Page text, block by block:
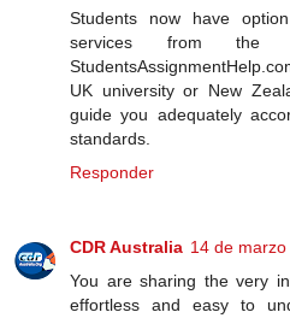
Students now have
services from the
UK university or New
guide you adequately
standards.
Responder
CDR Australia 14 de
You are sharing the very
effortless and easy to